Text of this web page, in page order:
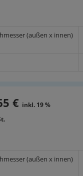
(außen x innen)
€ inkl. 19 %
(außen x innen)